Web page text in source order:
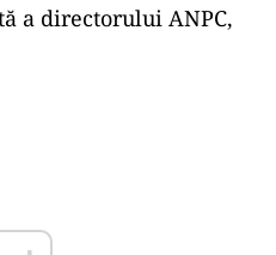
a directorului ANPC,